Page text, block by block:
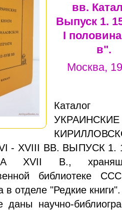
вв.
Выпуск 1.
I
в".
Москва,
Каталог
- XVIII ВВ. ВЫПУСК 1.
XVII В.,
библиотеке
отделе "Редкие книги".
даны научно-